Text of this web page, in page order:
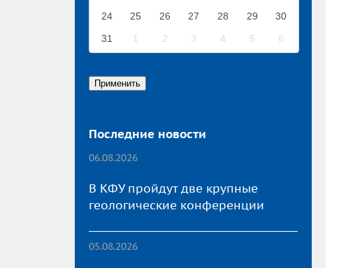
24
25 26 27 28 29
30
31
1 2 3 4 5 6
Последние новости
06.08.2026
В КФУ пройдут две крупные
геологические конференции
05.08.2026